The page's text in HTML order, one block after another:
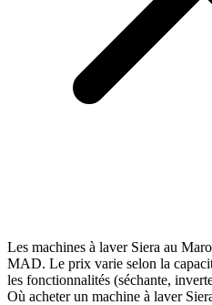
Les machines à laver Siera au
MAD. Le prix varie selon la
les fonctionnalités (séchante,
Où acheter un machine à laver